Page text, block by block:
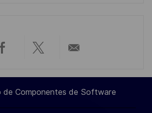
Compartir
a
través
Compartir
a
través
por
correo
de Componentes de Software